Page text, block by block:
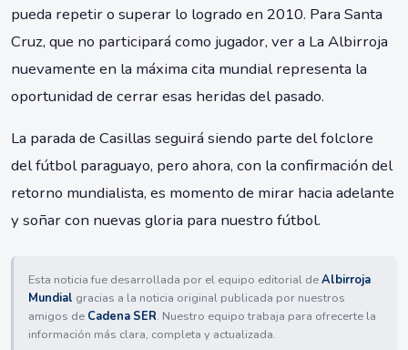
pueda repetir o superar lo logrado en 2010. Para Santa
Cruz, que no participará como jugador, ver a La Albirroja
nuevamente en la máxima cita mundial representa la
oportunidad de cerrar esas heridas del pasado.
La parada de Casillas seguirá siendo parte del folclore
del fútbol paraguayo, pero ahora, con la confirmación del
retorno mundialista, es momento de mirar hacia adelante
y soñar con nuevas gloria para nuestro fútbol.
Esta noticia fue desarrollada por el equipo editorial deAlbirroja
Mundial gracias a la noticia original publicada por nuestros
amigos de Cadena SER. Nuestro equipo trabaja para ofrecerte la
información más clara, completa y actualizada.